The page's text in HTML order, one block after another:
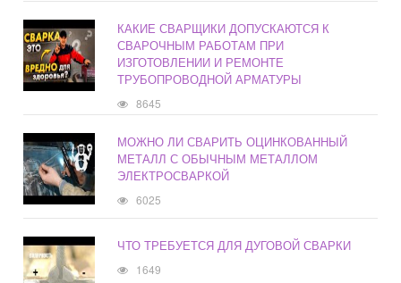
КАКИЕ СВАРЩИКИ ДОПУСКАЮТСЯ К
СВАРОЧНЫМ РАБОТАМ ПРИ
ИЗГОТОВЛЕНИИ И РЕМОНТЕ
ТРУБОПРОВОДНОЙ АРМАТУРЫ
8645
МОЖНО ЛИ СВАРИТЬ ОЦИНКОВАННЫЙ
МЕТАЛЛ С ОБЫЧНЫМ МЕТАЛЛОМ
ЭЛЕКТРОСВАРКОЙ
6025
ЧТО ТРЕБУЕТСЯ ДЛЯ ДУГОВОЙ СВАРКИ
1649